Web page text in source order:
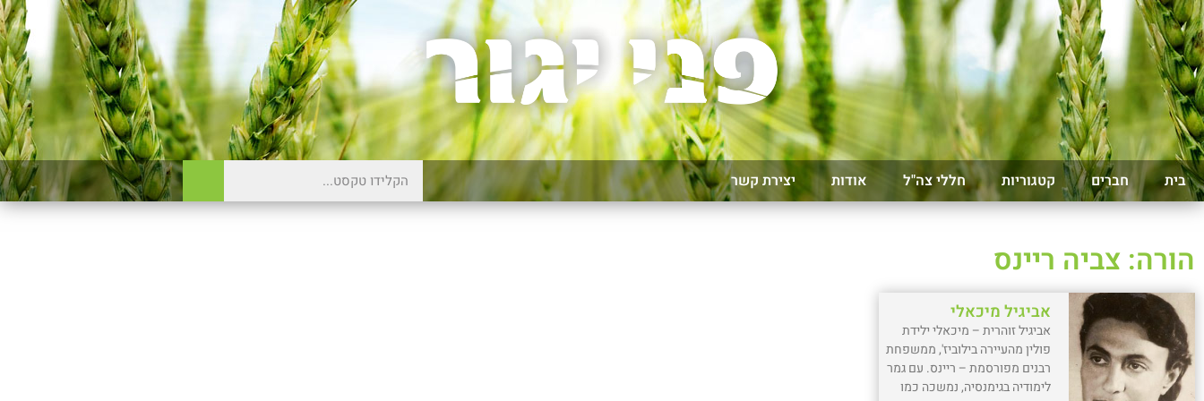
בית חברים קטגוריות חללי צה"ל אודות יצירת קשר
הורה: צביה ריינס
אביגיל מיכאלי
אביגיל זוהרית – מיכאלי ילידת
פולין מהעיירה בילוביז', ממשפחת
רבנים מפורסמת – ריינס. עם גמר
לימודיה בגימנסיה, נמשכה כמו